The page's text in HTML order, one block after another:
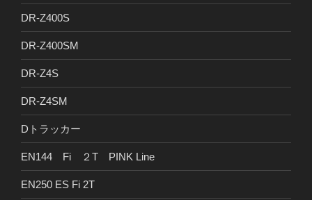
DR-Z400S
DR-Z400SM
DR-Z4S
DR-Z4SM
Dトラッカー
EN144 Fi ２T PINK Line
EN250 ES Fi 2T